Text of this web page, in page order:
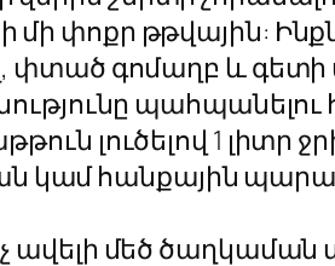
մի փոքր թթվային:
փտած գոմաղբ և
լուծելով 1 լիտր
կամ հանքային
ավելի մեծ